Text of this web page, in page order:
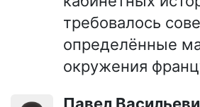
требовалось
определённые
окружения